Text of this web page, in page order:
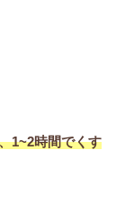
1~2時間でくす